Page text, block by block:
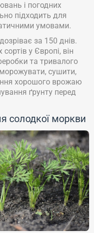
і погодних
підходить для
умовами.
за 150 днів.
у Європі, він
та тривалого
сушити,
хорошого врожаю
ґрунту перед
солодкої моркви